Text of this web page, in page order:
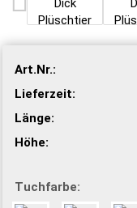
Art.Nr.:
Lieferzeit:
Länge:
Höhe:
Tuchfarbe: